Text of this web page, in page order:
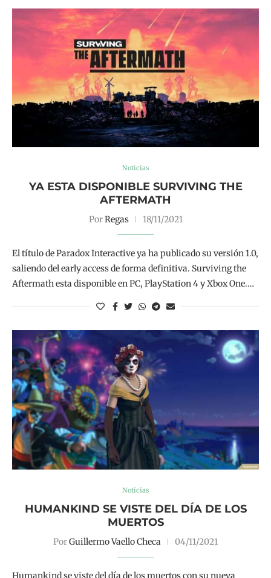
Noticias
YA ESTA DISPONIBLE SURVIVING THE
AFTERMATH
PorRegas 18/11/2021
El título de Paradox Interactive ya ha publicado su versión 1.0,
saliendo del early access de forma definitiva. Surviving the
Aftermath esta disponible en PC, PlayStation 4 y Xbox One.…
Noticias
HUMANKIND SE VISTE DEL DÍA DE LOS
MUERTOS
PorGuillermo Vaello Checa 04/11/2021
Humankind se viste del día de los muertos con su nueva